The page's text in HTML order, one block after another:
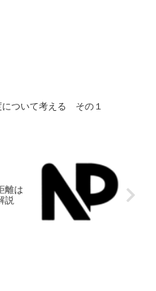
について考える その１
離は
説